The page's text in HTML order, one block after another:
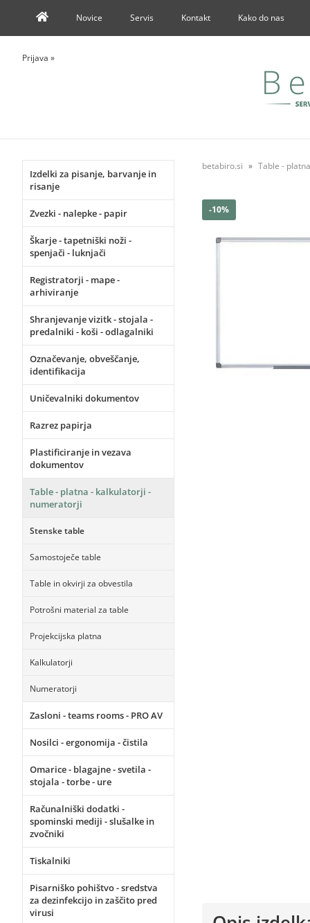
Novice Servis Kontakt Kako do nas
Prijava »
Izdelki za pisanje, barvanje in
risanje
Zvezki - nalepke - papir
Škarje - tapetniški noži -
spenjači - luknjači
Registratorji - mape -
arhiviranje
Shranjevanje vizitk - stojala -
predalniki - koši - odlagalniki
Označevanje, obveščanje,
identifikacija
Uničevalniki dokumentov
Razrez papirja
Plastificiranje in vezava
dokumentov
Table - platna - kalkulatorji -
numeratorji
Stenske table
Samostoječe table
Table in okvirji za obvestila
Potrošni material za table
Projekcijska platna
Kalkulatorji
Numeratorji
Zasloni - teams rooms - PRO AV
Nosilci - ergonomija - čistila
Omarice - blagajne - svetila -
stojala - torbe - ure
Računalniški dodatki -
spominski mediji - slušalke in
zvočniki
Tiskalniki
Pisarniško pohištvo - sredstva
za dezinfekcijo in zaščito pred
virusi
betabiro.si Table -
-10%